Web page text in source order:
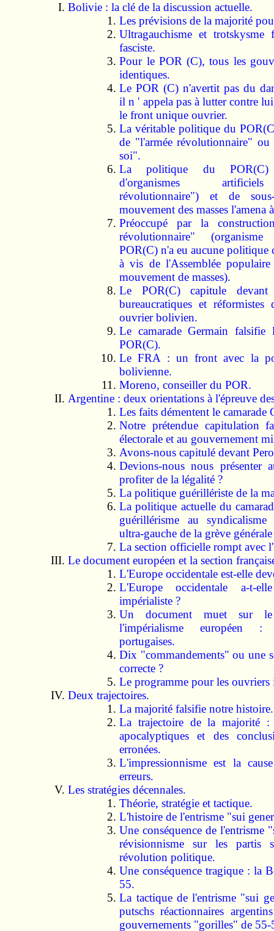
Bolivie : la clé de la discussion actuelle.
Les prévisions de la majorité
Ultragauchisme et trotskysme
fasciste.
Pour le POR (C), tous les
identiques.
Le POR (C) n'avertit pas du
il n ' appela pas à lutter contre
le front unique ouvrier.
La véritable politique du
de "l'armée révolutionnaire" ou
soi".
La politique du POR(C)
d'organismes
révolutionnaire") et de
mouvement des masses l'amena
Préoccupé par la
révolutionnaire"
POR(C) n'a eu aucune politique
à vis de l'Assemblée
mouvement de masses).
Le POR(C) capitule devant
bureaucratiques et réformistes
ouvrier bolivien.
Le camarade Germain falsifie
POR(C).
Le FRA : un front avec la
bolivienne.
Moreno, conseiller du POR.
Argentine : deux orientations à l'épreuve
Les faits démentent le camarade
Notre prétendue capitulation
électorale et au gouvernement
Avons-nous capitulé devant
Devions-nous nous présenter
profiter de la légalité ?
La politique guérillériste de la
La politique actuelle du
guérillérisme au syndicalisme
ultra-gauche de la grève
La section officielle rompt avec
Le document européen et la section
L'Europe occidentale est-elle
L'Europe occidentale a-t-
impérialiste ?
Un document muet sur
l'impérialisme européen
portugaises.
Dix "commandements" ou une
correcte ?
Le programme pour les ouvriers
Deux trajectoires.
La majorité falsifie notre histoire.
La trajectoire de la majorité :
apocalyptiques et des
erronées.
L'impressionnisme est la
erreurs.
Les stratégies décennales.
Théorie, stratégie et tactique.
L'histoire de l'entrisme "sui
Une conséquence de l'entrisme
révisionnisme sur les partis
révolution politique.
Une conséquence tragique : la
55.
La tactique de l'entrisme "sui
putschs réaction­naires
gouvernements "gorilles" de 55-